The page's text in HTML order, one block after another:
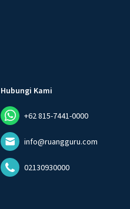
Hubungi Kami
+62 815-7441-0000
info@ruangguru.com
02130930000